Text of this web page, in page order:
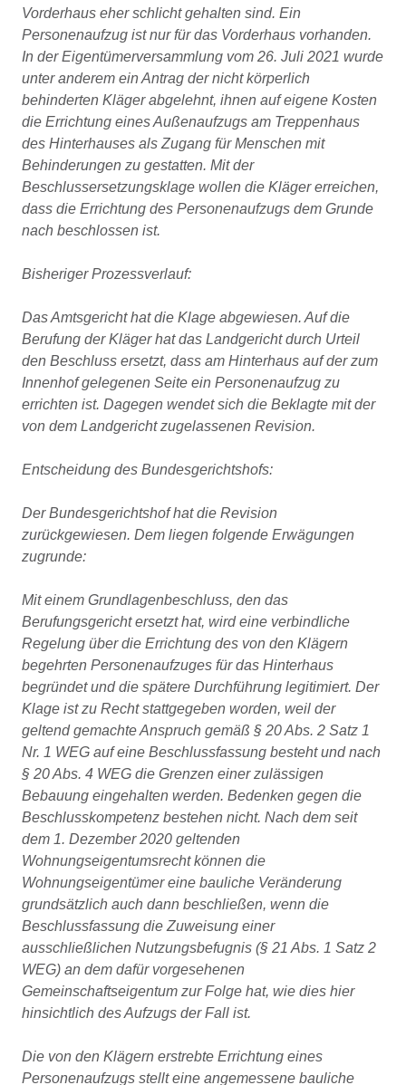
Vorderhaus eher schlicht gehalten sind. Ein
Personenaufzug ist nur für das Vorderhaus vorhanden.
In der Eigentümerversammlung vom 26. Juli 2021 wurde
unter anderem ein Antrag der nicht körperlich
behinderten Kläger abgelehnt, ihnen auf eigene Kosten
die Errichtung eines Außenaufzugs am Treppenhaus
des Hinterhauses als Zugang für Menschen mit
Behinderungen zu gestatten. Mit der
Beschlussersetzungsklage wollen die Kläger erreichen,
dass die Errichtung des Personenaufzugs dem Grunde
nach beschlossen ist.
Bisheriger Prozessverlauf:
Das Amtsgericht hat die Klage abgewiesen. Auf die
Berufung der Kläger hat das Landgericht durch Urteil
den Beschluss ersetzt, dass am Hinterhaus auf der zum
Innenhof gelegenen Seite ein Personenaufzug zu
errichten ist. Dagegen wendet sich die Beklagte mit der
von dem Landgericht zugelassenen Revision.
Entscheidung des Bundesgerichtshofs:
Der Bundesgerichtshof hat die Revision
zurückgewiesen. Dem liegen folgende Erwägungen
zugrunde:
Mit einem Grundlagenbeschluss, den das
Berufungsgericht ersetzt hat, wird eine verbindliche
Regelung über die Errichtung des von den Klägern
begehrten Personenaufzuges für das Hinterhaus
begründet und die spätere Durchführung legitimiert. Der
Klage ist zu Recht stattgegeben worden, weil der
geltend gemachte Anspruch gemäß § 20 Abs. 2 Satz 1
Nr. 1 WEG auf eine Beschlussfassung besteht und nach
§ 20 Abs. 4 WEG die Grenzen einer zulässigen
Bebauung eingehalten werden. Bedenken gegen die
Beschlusskompetenz bestehen nicht. Nach dem seit
dem 1. Dezember 2020 geltenden
Wohnungseigentumsrecht können die
Wohnungseigentümer eine bauliche Veränderung
grundsätzlich auch dann beschließen, wenn die
Beschlussfassung die Zuweisung einer
ausschließlichen Nutzungsbefugnis (§ 21 Abs. 1 Satz 2
WEG) an dem dafür vorgesehenen
Gemeinschaftseigentum zur Folge hat, wie dies hier
hinsichtlich des Aufzugs der Fall ist.
Die von den Klägern erstrebte Errichtung eines
Personenaufzugs stellt eine angemessene bauliche